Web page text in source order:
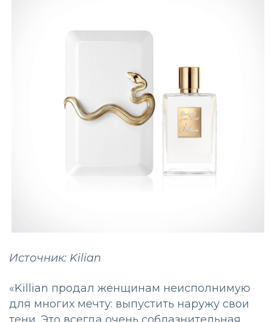
Источник: Kilian
«Killian продал женщинам неисполнимую
для многих мечту: выпустить наружу свои